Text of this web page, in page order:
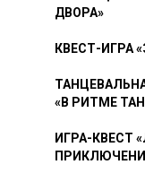
ДВОРА»
КВЕСТ-ИГРА
«В РИТМЕ
ИГРА-КВЕСТ